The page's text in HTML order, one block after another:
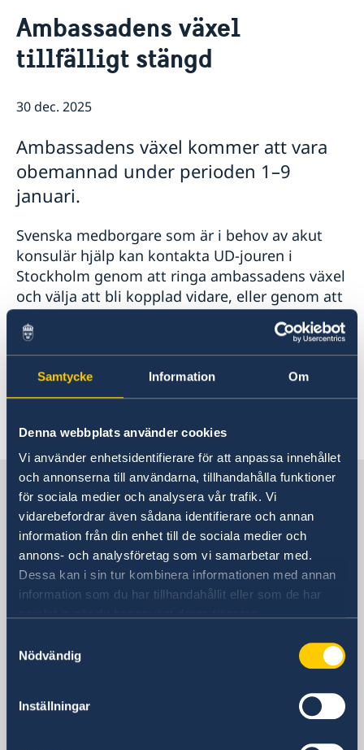
Samtycke Information Om
Denna webbplats använder cookies
Vi använder enhetsidentifierare för att anpassa innehållet
och annonserna till användarna, tillhandahålla funktioner
för sociala medier och analysera vår trafik. Vi
vidarebefordrar även sådana identifierare och annan
information från din enhet till de sociala medier och
annons- och analysföretag som vi samarbetar med.
Dessa kan i sin tur kombinera informationen med annan
information som du har tillhandahållit eller som de har
Nödvändig
Inställningar
Kontakt
Så stöttar vi svenska företag
Vi är en resurs för svenska företag
Business Sweden i Ryssland
Företagsfrukost på ambassaden
Information till svenskar i Ryssland
Ambassadens växel
tillfälligt stängd
30 dec. 2025
Ambassadens växel kommer att vara
obemannad under perioden 1–9
januari.
Svenska medborgare som är i behov av akut
konsulär hjälp kan kontakta UD-jouren i
Stockholm genom att ringa ambassadens växel
och välja att bli kopplad vidare, eller genom att
ringa UD-jouren direkt på+46 8 405 50 05.
Ambassaden kan även kontaktas via e-post på
ambassaden.moskva@gov.se
Senast uppdaterad 29 dec. 2025, 13.15
Sverige i Ryssland, Moskva
Sveriges ambassad
Besöksadress
Mosfilmovskaja ul., 60
metro Kievskaja, Universitet eller
Moskva
Sveriges ambassad i Moskva
Ulitsa Mosfilmovskaja 60